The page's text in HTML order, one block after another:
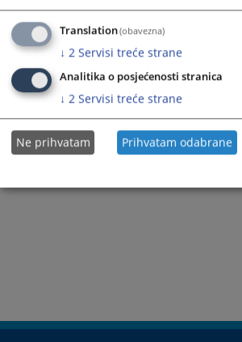
Translation(obavezna)
↓ 2 Servisi treće strane
Analitika o posjećenosti stranica
↓ 2 Servisi treće strane
Ne prihvatam Prihvatam odabrane